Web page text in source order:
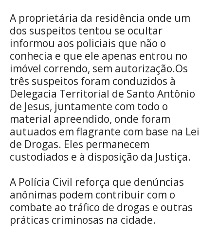
A proprietária da residência onde um
dos suspeitos tentou se ocultar
informou aos policiais que não o
conhecia e que ele apenas entrou no
imóvel correndo, sem autorização.Os
três suspeitos foram conduzidos à
Delegacia Territorial de Santo Antônio
de Jesus, juntamente com todo o
material apreendido, onde foram
autuados em flagrante com base na Lei
de Drogas. Eles permanecem
custodiados e à disposição da Justiça.
A Polícia Civil reforça que denúncias
anônimas podem contribuir com o
combate ao tráfico de drogas e outras
práticas criminosas na cidade.